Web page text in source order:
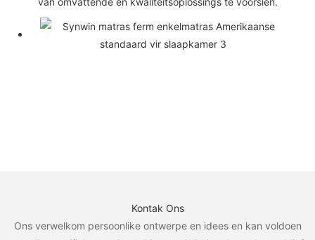
Kontak Ons
Ons verwelkom persoonlike ontwerpe en idees en kan voldoen